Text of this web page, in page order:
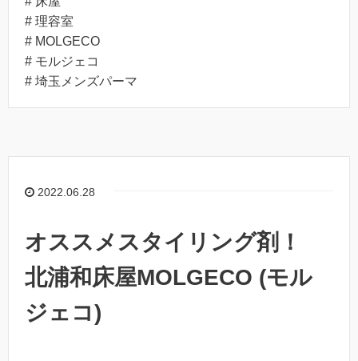
# 理容室
# MOLGECO
# モルジェコ
# 埼玉メンズパーマ
2022.06.28
オススメスタイリング剤！
北浦和床屋MOLGECO (モル
ジェコ)